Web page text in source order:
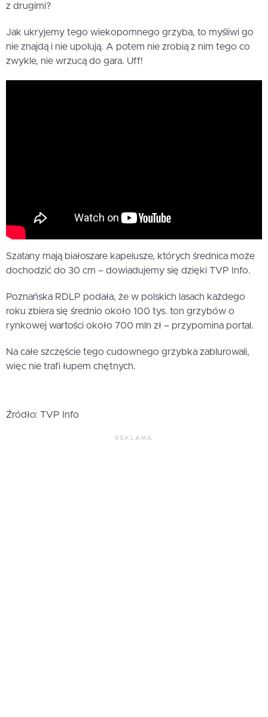
z drugimi?
Jak ukryjemy tego wiekopomnego grzyba, to myśliwi go
nie znajdą i nie upolują. A potem nie zrobią z nim tego co
zwykle, nie wrzucą do gara. Uff!
Szatany mają białoszare kapelusze, których średnica może
dochodzić do 30 cm – dowiadujemy się dzięki TVP Info.
Poznańska RDLP podała, że w polskich lasach każdego
roku zbiera się średnio około 100 tys. ton grzybów o
rynkowej wartości około 700 mln zł – przypomina portal.
Na całe szczęście tego cudownego grzybka zablurowali,
więc nie trafi łupem chętnych.
Źródło: TVP Info
REKLAMA